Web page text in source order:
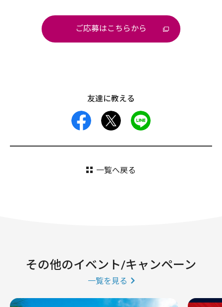
ご応募はこちらから
友達に教える
facebook
一覧へ戻る
その他のイベント/キャンペーン
一覧を見る